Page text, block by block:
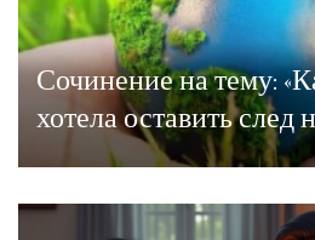
Сочинение на тему:
хотела оставить след